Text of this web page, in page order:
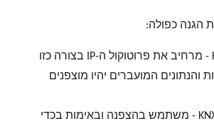
KNX IP Secure - מרחיב את פרוטוקול ה-IP בצורה כזו
והנתונים המועברים יהיו מוצפנים
KNX Data Secure - משתמש בהצפנה ובאימות בכדי